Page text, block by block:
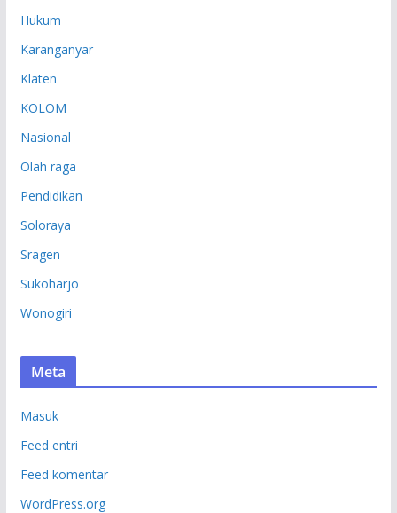
Hukum
Karanganyar
Klaten
KOLOM
Nasional
Olah raga
Pendidikan
Soloraya
Sragen
Sukoharjo
Wonogiri
Meta
Masuk
Feed entri
Feed komentar
WordPress.org